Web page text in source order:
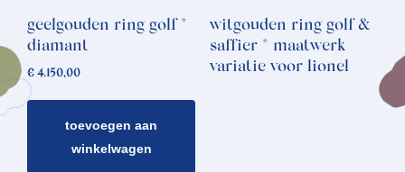
geelgouden ring golf *
diamant
€ 4.150,00
toevoegen aan
winkelwagen
witgouden ring golf &
saffier * maatwerk
variatie voor lionel